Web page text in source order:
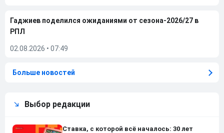
Гаджиев поделился ожиданиями от сезона-2026/27 в
РПЛ
02.08.2026 • 07:49
Больше новостей
Выбор редакции
Ставка, с которой всё началось: 30 лет